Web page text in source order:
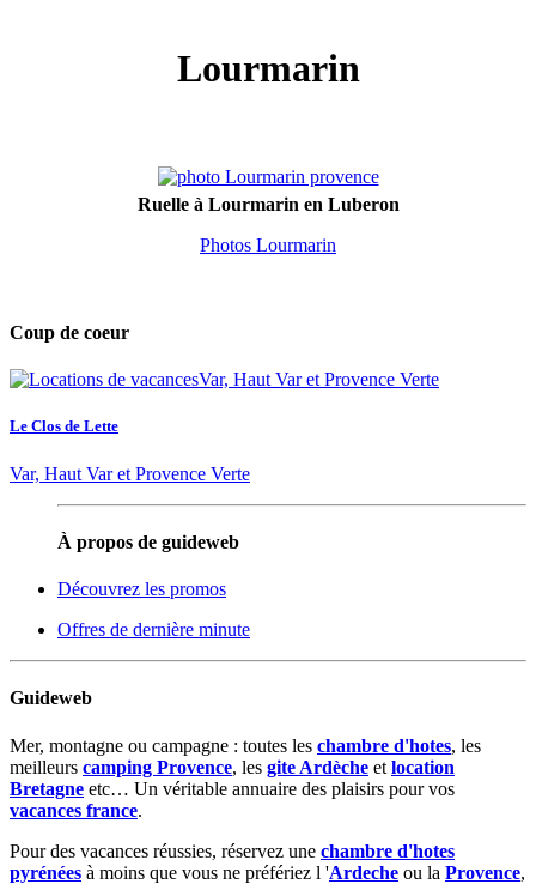
Lourmarin
Ruelle à Lourmarin en Luberon
Photos Lourmarin
Coup de coeur
Le Clos de Lette
Var, Haut Var et Provence Verte
À propos de guideweb
Découvrez les promos
Offres de dernière minute
Guideweb
Mer, montagne ou campagne : toutes les chambre d'hotes, les
meilleurs camping Provence, les gite Ardèche et location
Bretagne etc… Un véritable annuaire des plaisirs pour vos
vacances france.
Pour des vacances réussies, réservez une chambre d'hotes
pyrénées à moins que vous ne préfériez l 'Ardeche ou la Provence,